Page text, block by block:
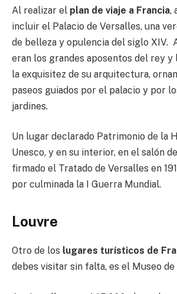
Al realizar el plan de viaje a Francia,
incluir el Palacio de Versalles, una
de belleza y opulencia del siglo XIV.
eran los grandes aposentos del rey y
la exquisitez de su arquitectura,
paseos guiados por el palacio y por
jardines.
Un lugar declarado Patrimonio de la
Unesco, y en su interior, en el salón
firmado el Tratado de Versalles en
por culminada la I Guerra Mundial.
Louvre
Otro de los lugares turísticos de
debes visitar sin falta, es el Museo de